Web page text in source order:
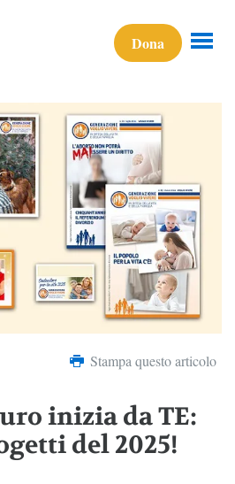
Dona
Stampa questo articolo
inizia da TE:
del 2025!